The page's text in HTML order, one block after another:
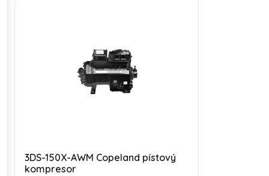
3DS-150X-AWM Copeland pístový
kompresor